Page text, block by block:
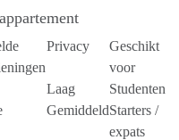
Privacy
Geschikt
voor
Laag
Studenten
GemiddeldStarters /
expats